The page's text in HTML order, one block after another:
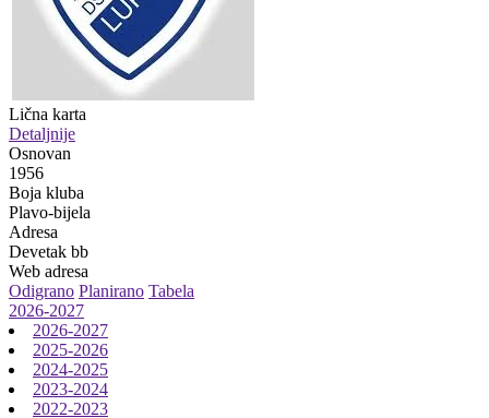
Lična karta
Detaljnije
Osnovan
1956
Boja kluba
Plavo-bijela
Adresa
Devetak bb
Web adresa
Odigrano Planirano Tabela
2026-2027
2026-2027
2025-2026
2024-2025
2023-2024
2022-2023